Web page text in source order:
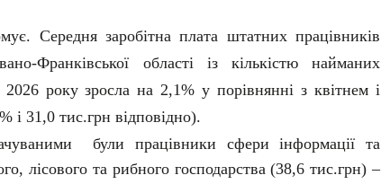
Середня заробітна плата штатних працівників
Франківської області із кількістю найманих
року зросла на 2,1% у порівнянні з квітнем і
і 31,0 тис.грн відповідно).
були працівники сфери інформації та
лісового та рибного господарства (38,6 тис.грн) –